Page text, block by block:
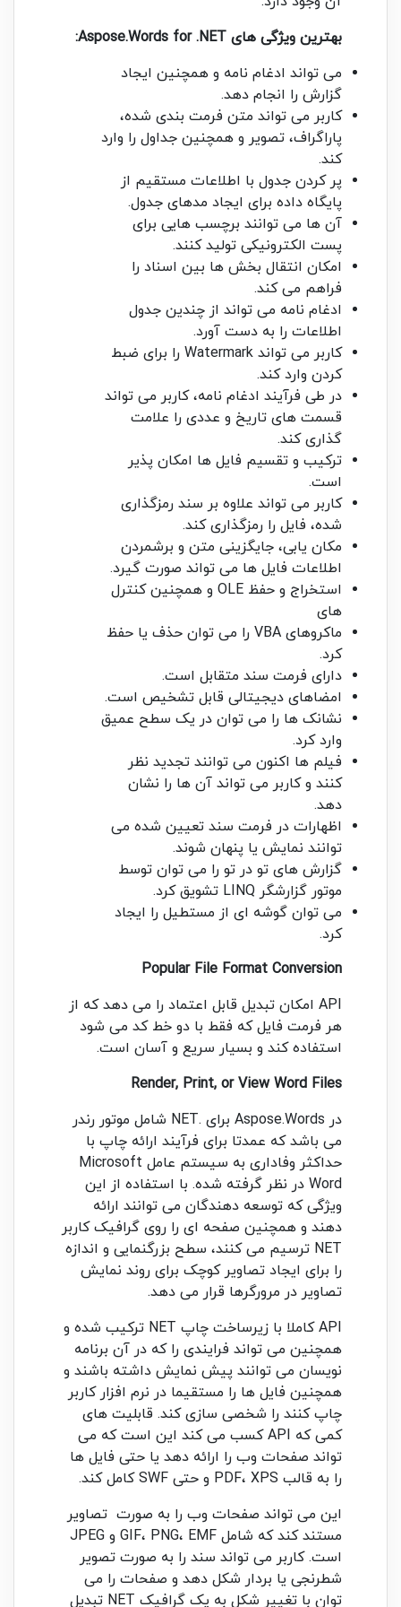
بهترین ویژگی های Aspose.Words for .NET
:
می تواند ادغام نامه و همچنین ایجاد
گزارش را انجام دهد.
کاربر می تواند متن فرمت بندی شده،
پاراگراف، تصویر و همچنین جداول را وارد
کند.
پر کردن جدول با اطلاعات مستقیم از
پایگاه داده برای ایجاد مدهای جدول.
آن ها می توانند برچسب هایی برای
پست الکترونیکی تولید کنند.
امکان انتقال بخش ها بین اسناد را
فراهم می کند.
ادغام نامه می تواند از چندین جدول
اطلاعات را به دست آورد.
کاربر می تواند Watermark را برای ضبط
کردن وارد کند.
در طی فرآیند ادغام نامه، کاربر می تواند
قسمت های تاریخ و عددی را علامت
گذاری کند.
ترکیب و تقسیم فایل ها امکان پذیر
است.
کاربر می تواند علاوه بر سند رمزگذاری
شده، فایل را رمزگذاری کند.
مکان یابی، جایگزینی متن و برشمردن
اطلاعات فایل ها می تواند صورت گیرد.
استخراج و حفظ OLE و همچنین کنترل
های
ماکروهای VBA را می توان حذف یا حفظ
کرد.
دارای فرمت سند متقابل است.
امضاهای دیجیتالی قابل تشخیص است.
نشانک ها را می توان در یک سطح عمیق
وارد کرد.
فیلم ها اکنون می توانند تجدید نظر
کنند و کاربر می تواند آن ها را نشان
دهد.
اظهارات در فرمت سند تعیین شده می
توانند نمایش یا پنهان شوند.
گزارش های تو در تو را می توان توسط
موتور گزارشگر LINQ تشویق کرد.
می توان گوشه ای از مستطیل را ایجاد
کرد.
Popular File Format Conversion
API امکان تبدیل قابل اعتماد را می دهد که از
هر فرمت فایل که فقط با دو خط کد می شود
استفاده کند و بسیار سریع و آسان است.
Render, Print, or View Word Files
در Aspose.Words برای .NET شامل موتور رندر
می باشد که عمدتا برای فرآیند ارائه چاپ با
حداکثر وفاداری به سیستم عامل Microsoft
Word در نظر گرفته شده. با استفاده از این
ویژگی که توسعه دهندگان می توانند ارائه
دهند و همچنین صفحه ای را روی گرافیک کاربر
NET ترسیم می کنند، سطح بزرگنمایی و اندازه
را برای ایجاد تصاویر کوچک برای روند نمایش
تصاویر در مرورگرها قرار می دهد.
API کاملا با زیرساخت چاپ NET ترکیب شده و
همچنین می تواند فرایندی را که در آن برنامه
نویسان می توانند پیش نمایش داشته باشند و
همچنین فایل ها را مستقیما در نرم افزار کاربر
چاپ کنند را شخصی سازی کند. قابلیت های
کمی که API کسب می کند این است که می
تواند صفحات وب را ارائه دهد یا حتی فایل ها
را به قالب PDF، XPS و حتی SWF کامل کند.
این می تواند صفحات وب را به صورت تصاویر
مستند کند که شامل GIF، PNG، EMF و JPEG
است. کاربر می تواند سند را به صورت تصویر
شطرنجی یا بردار شکل دهد و صفحات را می
توان با تغییر شکل به یک گرافیک NET تبدیل